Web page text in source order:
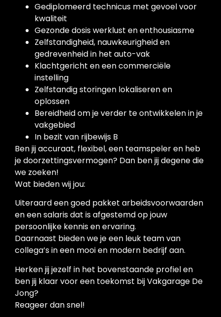
Gediplomeerd technicus met gevoel voor
kwaliteit
Gezonde dosis werklust en enthousiasme
Zelfstandigheid, nauwkeurigheid en
gedrevenheid in het auto-vak
Klachtgericht en een commerciële
instelling
Zelfstandig storingen lokaliseren en
oplossen
Bereidheid om je verder te ontwikkelen in je
vakgebied
In bezit van rijbewijs B
Ben jij accuraat, flexibel, een teamspeler en heb
je doorzettingsvermogen? Dan ben jij degene die
we zoeken!
Wat bieden wij jou:
Uiteraard een goed pakket arbeidsvoorwaarden
en een salaris dat is afgestemd op jouw
persoonlijke kennis en ervaring.
Daarnaast bieden we je een leuk team van
collega’s in een mooi en modern bedrijf aan.
Herken jij jezelf in het bovenstaande profiel en
ben jij klaar voor een toekomst bij Vakgarage De
Jong?
Reageer dan snel!